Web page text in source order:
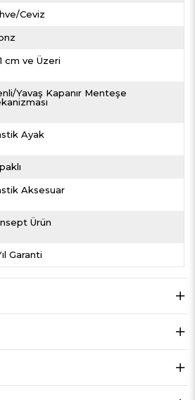
Ceviz
cm ve Üzeri
Yavaş Kapanır Menteşe
Ayak
Aksesuar
Ürün
Garanti